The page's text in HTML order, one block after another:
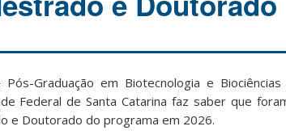
Graduação em Biotecnologia e
Federal de Santa Catarina faz saber que
e Doutorado do programa em 2026.